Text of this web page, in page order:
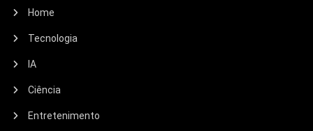
Home
Tecnologia
IA
Ciência
Entretenimento